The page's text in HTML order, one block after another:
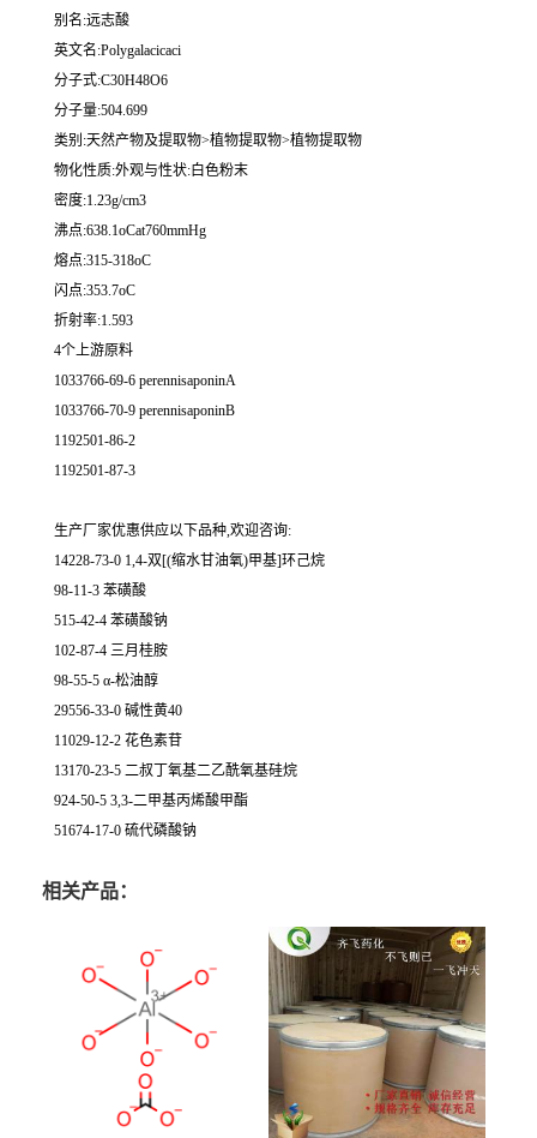
别名:远志酸
英文名:Polygalacicaci
分子式:C30H48O6
分子量:504.699
类别:天然产物及提取物>植物提取物>植物提取物
物化性质:外观与性状:白色粉末
密度:1.23g/cm3
沸点:638.1oCat760mmHg
熔点:315-318oC
闪点:353.7oC
折射率:1.593
4个上游原料
1033766-69-6 perennisaponinA
1033766-70-9 perennisaponinB
1192501-86-2
1192501-87-3
生产厂家优惠供应以下品种,欢迎咨询:
14228-73-0 1,4-双[(缩水甘油氧)甲基]环己烷
98-11-3 苯磺酸
515-42-4 苯磺酸钠
102-87-4 三月桂胺
98-55-5 α-松油醇
29556-33-0 碱性黄40
11029-12-2 花色素苷
13170-23-5 二叔丁氧基二乙酰氧基硅烷
924-50-5 3,3-二甲基丙烯酸甲酯
51674-17-0 硫代磷酸钠
相关产品：